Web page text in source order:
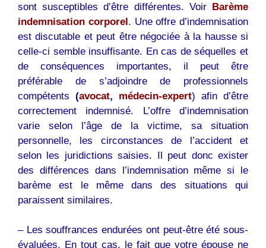
sont susceptibles d’être différentes. Voir Barème
indemnisation corporel. Une offre d’indemnisation
est discutable et peut être négociée à la hausse si
celle-ci semble insuffisante. En cas de séquelles et
de conséquences importantes, il peut être
préférable de s’adjoindre de professionnels
compétents (avocat, médecin-expert) afin d’être
correctement indemnisé. L’offre d’indemnisation
varie selon l’âge de la victime, sa situation
personnelle, les circonstances de l’accident et
selon les juridictions saisies. Il peut donc exister
des différences dans l’indemnisation même si le
barème est le même dans des situations qui
paraissent similaires.
– Les souffrances endurées ont peut-être été sous-
évaluées. En tout cas, le fait que votre épouse ne